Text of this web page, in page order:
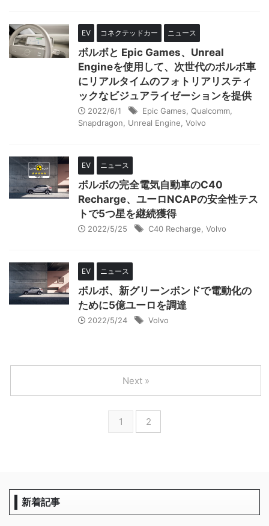
EV コネクテッドカー ニュース
ボルボと Epic Games、Unreal
Engineを使用して、次世代のボルボ車
にリアルタイムのフォトリアリスティ
ックなビジュアライゼーションを提供
2022/6/1 Epic Games Qualcomm
Snapdragon
Unreal Engine Volvo
EV ニュース
ボルボの完全電気自動車のC40
Recharge、ユーロNCAPの安全性テス
トで5つ星を継続獲得
2022/5/25 C40 Recharge Volvo
EV ニュース
ボルボ、新グリーンボンドで電動化の
ために5億ユーロを調達
2022/5/24 Volvo
1 2
Next »
新着記事